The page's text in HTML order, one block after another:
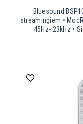
Bluesound
streamingiem •
45Hz- 23kHz •